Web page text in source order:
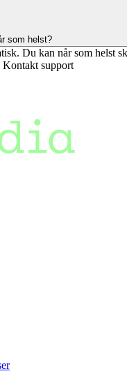
som helst?
Du kan når som helst
Kontakt support